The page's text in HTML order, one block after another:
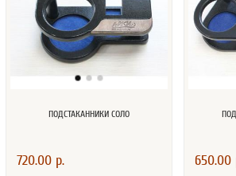
ПОДСТАКАННИКИ СОЛО
720.00 р. 650.00